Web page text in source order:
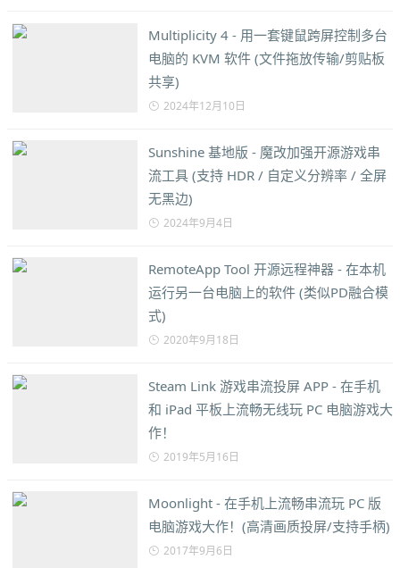
Multiplicity 4 - 用一套键鼠跨屏控制多台
电脑的 KVM 软件 (文件拖放传输/剪贴板
共享)
2024年12月10日
Sunshine 基地版 - 魔改加强开源游戏串
流工具 (支持 HDR / 自定义分辨率 / 全屏
无黑边)
2024年9月4日
RemoteApp Tool 开源远程神器 - 在本机
运行另一台电脑上的软件 (类似PD融合模
式)
2020年9月18日
Steam Link 游戏串流投屏 APP - 在手机
和 iPad 平板上流畅无线玩 PC 电脑游戏大
作！
2019年5月16日
Moonlight - 在手机上流畅串流玩 PC 版
电脑游戏大作！(高清画质投屏/支持手柄)
2017年9月6日